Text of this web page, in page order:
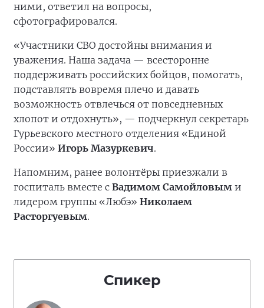
ними, ответил на вопросы,
сфотографировался.
«Участники СВО достойны внимания и
уважения. Наша задача — всесторонне
поддерживать российских бойцов, помогать,
подставлять вовремя плечо и давать
возможность отвлечься от повседневных
хлопот и отдохнуть», — подчеркнул секретарь
Гурьевского местного отделения «Единой
России» Игорь Мазуркевич.
Напомним, ранее волонтёры приезжали в
госпиталь вместе с Вадимом Самойловым и
лидером группы «Любэ» Николаем
Расторгуевым.
Спикер